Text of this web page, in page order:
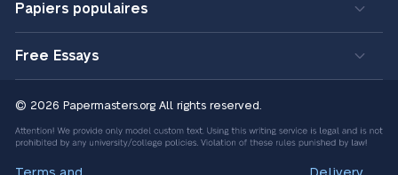
Papiers populaires
Free Essays
© 2026 Papermasters.org All rights reserved.